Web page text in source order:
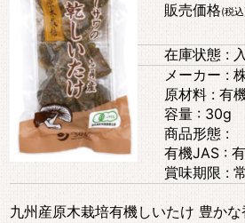
販売価格(税
在庫状態 :
メーカー :
原材料 : 有
容量 : 30g
商品形態 :
有機JAS : 有
賞味期限 :
九州産原木栽培有機しいたけ 豊か